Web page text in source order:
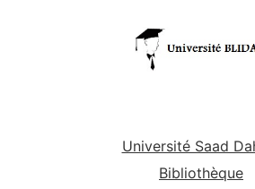
Université Saad
Bibliothèque